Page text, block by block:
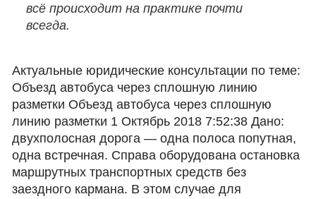
всё происходит на практике почти
всегда.
Актуальные юридические консультации по теме:
Объезд автобуса через сплошную линию
разметки Объезд автобуса через сплошную
линию разметки 1 Октябрь 2018 7:52:38 Дано:
двухполосная дорога — одна полоса попутная,
одна встречная. Справа оборудована остановка
маршрутных транспортных средств без
заездного кармана. В этом случае для